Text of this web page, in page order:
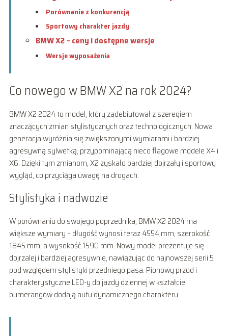
Porównanie z konkurencją
Sportowy charakter jazdy
BMW X2 – ceny i dostępne wersje
Wersje wyposażenia
Co nowego w BMW X2 na rok 2024?
BMW X2 2024 to model, który zadebiutował z szeregiem
znaczących zmian stylistycznych oraz technologicznych. Nowa
generacja wyróżnia się zwiększonymi wymiarami i bardziej
agresywną sylwetką, przypominającą nieco flagowe modele X4 i
X6. Dzięki tym zmianom, X2 zyskało bardziej dojrzały i sportowy
wygląd, co przyciąga uwagę na drogach.
Stylistyka i nadwozie
W porównaniu do swojego poprzednika, BMW X2 2024 ma
większe wymiary – długość wynosi teraz 4554 mm, szerokość
1845 mm, a wysokość 1590 mm. Nowy model prezentuje się
dojrzalej i bardziej agresywnie, nawiązując do najnowszej serii 5
pod względem stylistyki przedniego pasa. Pionowy przód i
charakterystyczne LED-y do jazdy dziennej w kształcie
bumerangów dodają autu dynamicznego charakteru.